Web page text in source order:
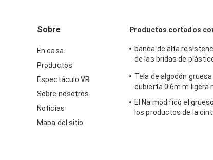
Sobre
En casa.
Productos
Espectáculo VR
Sobre nosotros
Noticias
Mapa del sitio
Productos cortados
banda de alta
de las bridas de
0.05m m
Tela de algodón
cubierta 0.6m m ligera
El Na modificó el
los productos de la